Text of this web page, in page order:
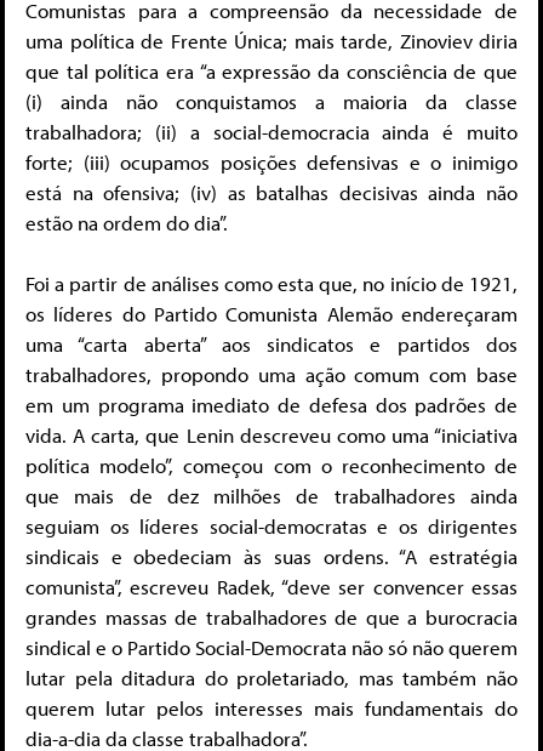
Comunistas para a compreensão da necessidade de
uma política de Frente Única; mais tarde, Zinoviev diria
que tal política era “a expressão da consciência de que
(i) ainda não conquistamos a maioria da classe
trabalhadora; (ii) a social-democracia ainda é muito
forte; (iii) ocupamos posições defensivas e o inimigo
está na ofensiva; (iv) as batalhas decisivas ainda não
estão na ordem do dia”.
Foi a partir de análises como esta que, no início de 1921,
os líderes do Partido Comunista Alemão endereçaram
uma “carta aberta” aos sindicatos e partidos dos
trabalhadores, propondo uma ação comum com base
em um programa imediato de defesa dos padrões de
vida. A carta, que Lenin descreveu como uma “iniciativa
política modelo”, começou com o reconhecimento de
que mais de dez milhões de trabalhadores ainda
seguiam os líderes social-democratas e os dirigentes
sindicais e obedeciam às suas ordens. “A estratégia
comunista”, escreveu Radek, “deve ser convencer essas
grandes massas de trabalhadores de que a burocracia
sindical e o Partido Social-Democrata não só não querem
lutar pela ditadura do proletariado, mas também não
querem lutar pelos interesses mais fundamentais do
dia-a-dia da classe trabalhadora”.